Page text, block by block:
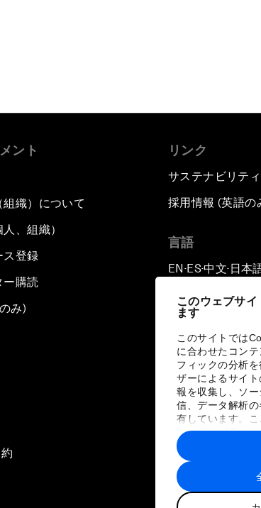
このウェブサ
ます
このサイトでは
に合わせたコン
フィックの分析
ザーによるサイ
報を収集し、ソ
信、データ解析
有しています。こ
ユーザーが各パ
報や各パートナー
に収集された情
トナーによって使
す。
ント
織）について
、組織）
ス登録
ー購読
み)
リンク
サステナビリテ
採用情報 (英語の
言語
EN ▪ ES▪中文▪ 日本